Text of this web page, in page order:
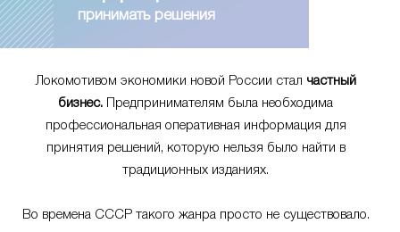
принимать решения
Локомотивом экономики новой России стал частный
бизнес. Предпринимателям была необходима
профессиональная оперативная информация для
принятия решений, которую нельзя было найти в
традиционных изданиях.
Во времена СССР такого жанра просто не существовало.